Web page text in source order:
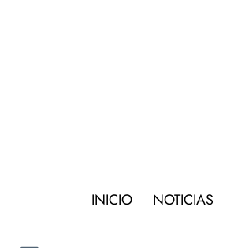
INICIO NOTICIAS